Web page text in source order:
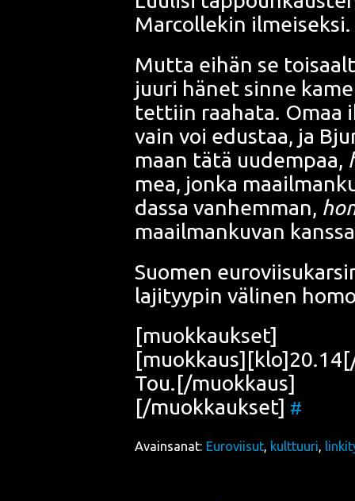
Marcol­le­kin ilmei­sek­si.
Mut­ta eihän se
juu­ri hänet sin­ne
tet­tiin raa­ha­ta. Omaa
vain voi edus­taa, ja
maan tätä uudem­paa,
mea, jon­ka
das­sa van­hem­man,
maa­il­man­ku­van
Suo­men
laji­tyy­pin väli­nen
[muok­kauk­set]
Tou.[/muokkaus]
[/muokkaukset] #
Avainsanat: Euroviisut, kulttuuri,